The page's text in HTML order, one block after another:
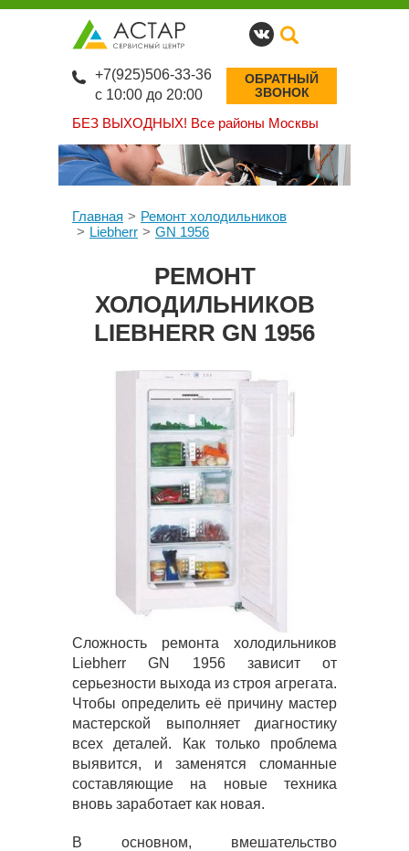
БЕЗ ВЫХОДНЫХ! Все районы Москвы
+7(925)506-33-36
с 10:00 до 20:00
ОБРАТНЫЙ
ЗВОНОК
Главная
Ремонт холодильников
Liebherr
GN 1956
РЕМОНТ
ХОЛОДИЛЬНИКОВ
LIEBHERR GN 1956
Сложность ремонта холодильников
Liebherr GN 1956 зависит от
серьезности выхода из строя агрегата.
Чтобы определить её причину мастер
мастерской выполняет диагностику
всех деталей. Как только проблема
выявится, и заменятся сломанные
составляющие на новые техника
вновь заработает как новая.
В основном, вмешательство